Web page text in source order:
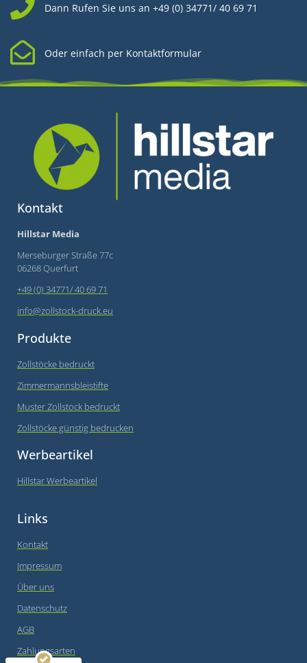
Dann Rufen Sie uns an +49 (0) 34771/ 40 69 71
Oder einfach per Kontaktformular
Kontakt
Hillstar Media
Merseburger Straße 77c
06268 Querfurt
+49 (0) 34771/ 40 69 71
info@zollstock-druck.eu
Produkte
Zollstöcke bedruckt
Zimmermannsbleistifte
Muster Zollstock bedruckt
Zollstöcke günstig bedrucken
Werbeartikel
Hillstar Werbeartikel
Links
Kontakt
Impressum
Über uns
Datenschutz
AGB
Zahlungsarten